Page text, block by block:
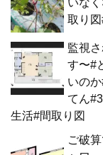
いな
取り
監視
す〜#
いの
てん
生活#間取り図
ご破